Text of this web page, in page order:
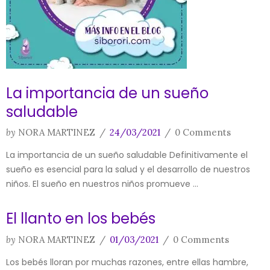
La importancia de un sueño
saludable
by NORA MARTINEZ / 24/03/2021 / 0 Comments
La importancia de un sueño saludable Definitivamente el
sueño es esencial para la salud y el desarrollo de nuestros
niños. El sueño en nuestros niños promueve ...
El llanto en los bebés
by NORA MARTINEZ / 01/03/2021 / 0 Comments
Los bebés lloran por muchas razones, entre ellas hambre,